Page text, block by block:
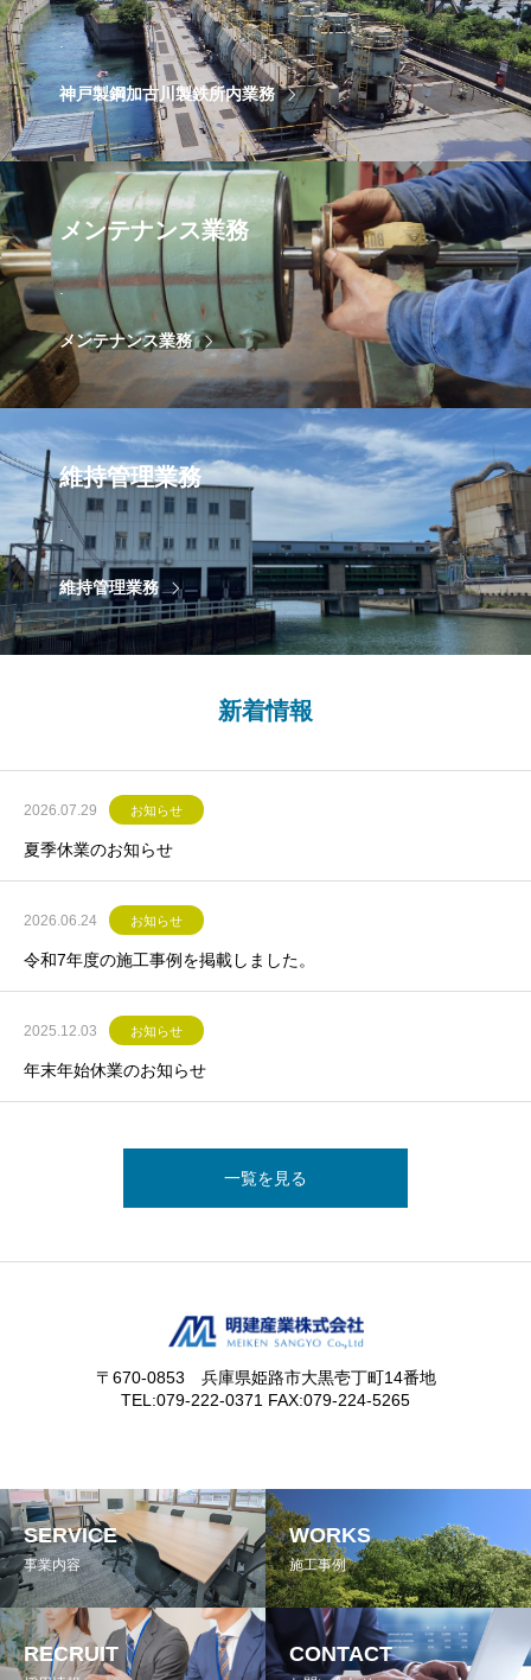
.
神戸製鋼加古川製鉄所内業務
メンテナンス業務
.
メンテナンス業務
維持管理業務
.
維持管理業務
新着情報
2026.07.29 お知らせ
夏季休業のお知らせ
2026.06.24 お知らせ
令和7年度の施工事例を掲載しました。
2025.12.03 お知らせ
年末年始休業のお知らせ
一覧を見る
〒670-0853 兵庫県姫路市大黒壱丁町14番地
TEL:079-222-0371 FAX:079-224-5265
SERVICE
事業内容
WORKS
施工事例
RECRUIT CONTACT